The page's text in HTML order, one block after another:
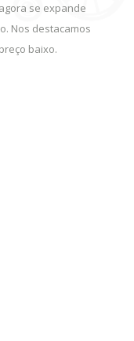
se expande
Nos destacamos
baixo.